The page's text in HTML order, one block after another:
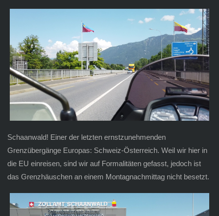
Schaanwald! Einer der letzten ernstzunehmenden
Grenzübergänge Europas: Schweiz-Österreich. Weil wir hier in
die EU einreisen, sind wir auf Formalitäten gefasst, jedoch ist
das Grenzhäuschen an einem Montagnachmittag nicht besetzt.